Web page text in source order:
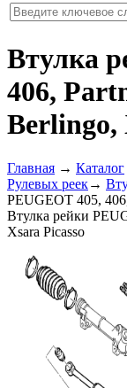
Втулка
406,
Berlingo,
Главная → Каталог
Рулевых реек→
PEUGEOT 405,
Втулка рейки
Xsara Picasso